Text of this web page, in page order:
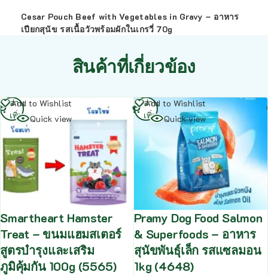
Cesar Pouch Beef with Vegetables in Gravy – อาหาร
เปียกสุนัข รสเนื้อวัวพร้อมผักในเกรวี่ 70g
สินค้าที่เกี่ยวข้อง
Add to Wishlist
Quick view
Smartheart Hamster
Treat – ขนมแฮมสเตอร์
สูตรบำรุงและเสริม
ภูมิคุ้มกัน 100g (5565)
อ่าน
เพิ่ม
Add to Wishlist
Quick view
Pramy Dog Food Salmon
& Superfoods – อาหาร
สุนัขพันธุ์เล็ก รสแซลมอน
1kg (4648)
อ่าน
เพิ่ม